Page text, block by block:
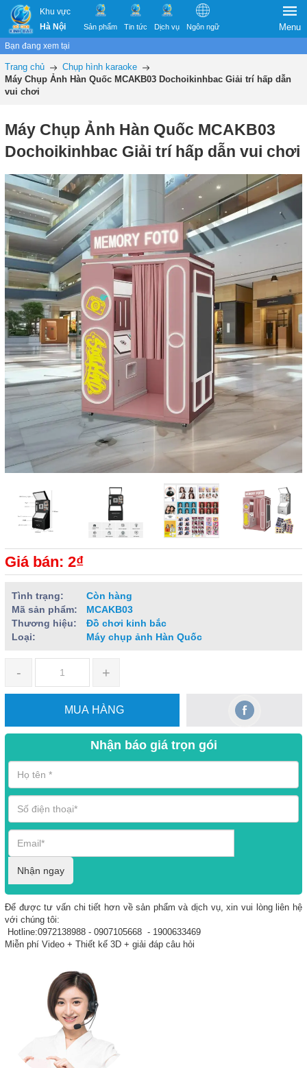
Khu vực
Hà Nội
Sản phẩm Tin tức Dịch vụ Ngôn ngữ Menu
Bạn đang xem tại
Trang chủ
Chụp hình karaoke
Máy Chụp Ảnh Hàn Quốc MCAKB03 Dochoikinhbac Giải trí hấp dẫn
vui chơi
Máy Chụp Ảnh Hàn Quốc MCAKB03
Dochoikinhbac Giải trí hấp dẫn vui chơi
Giá bán: 2₫
Tình trạng:
Còn hàng
Mã sản phẩm:
MCAKB03
Thương hiệu:
Đồ chơi kinh bắc
Loại:
Máy chụp ảnh Hàn Quốc
- +
MUA HÀNG
Nhận báo giá trọn gói
Nhận ngay
Để được tư vấn chi tiết hơn về sản phẩm và dịch vụ, xin vui lòng liên hệ
với chúng tôi:
Hotline:0972138988 - 0907105668 - 1900633469
Miễn phí Video + Thiết kế 3D + giải đáp câu hỏi